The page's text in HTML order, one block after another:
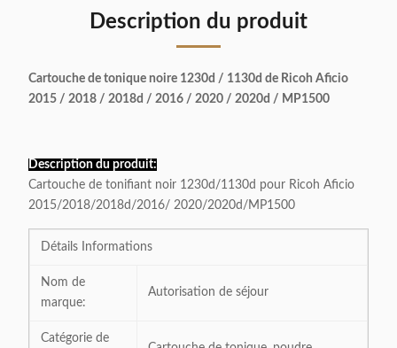
Description du produit
Cartouche de tonique noire 1230d / 1130d de Ricoh Aficio
2015 / 2018 / 2018d / 2016 / 2020 / 2020d / MP1500
Description du produit:
Cartouche de tonifiant noir 1230d/1130d pour Ricoh Aficio
2015/2018/2018d/2016/ 2020/2020d/MP1500
Détails Informations
Nom de
marque:
Autorisation de séjour
Catégorie de